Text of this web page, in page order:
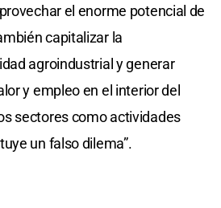
el enorme potencial de
capitalizar la
agroindustrial y generar
y empleo en el interior del
sectores como actividades
un falso dilema”.